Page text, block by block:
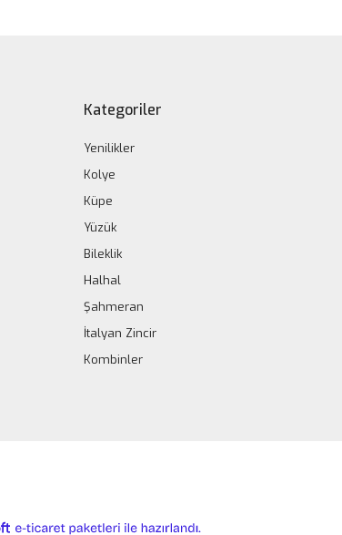
Kategoriler
Yenilikler
Kolye
Küpe
Yüzük
Bileklik
Halhal
Şahmeran
İtalyan Zincir
Kombinler
ideasoft e-